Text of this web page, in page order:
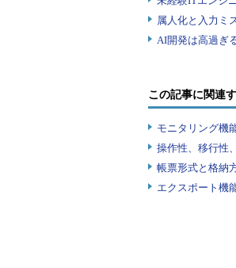
この記事に関連
モニタリング機
操作性、移行性
帳票形式と格納
エクスポート機